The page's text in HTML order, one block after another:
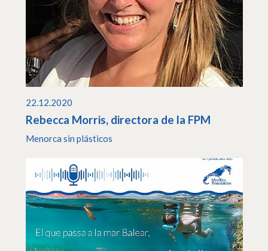
22.12.2020
Rebecca Morris, directora de la FPM
Menorca sin plásticos